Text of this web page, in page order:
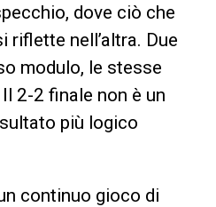
dove ciò che
riflette nell’altra. Due
modulo, le stesse
2-2 finale non è un
più logico
continuo gioco di